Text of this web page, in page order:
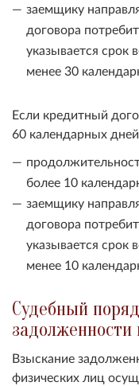
заемщику
договора
указывается срок
менее 30
Если кредитный
60 календарных
более 10
заемщику
договора
указывается срок
менее 10
Судебный
задолженности
Взыскание
физических лиц